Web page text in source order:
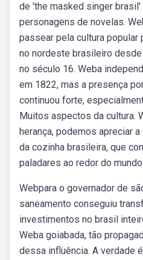
de 'the masked singer
personagens de novelas.
passear pela cultura
no nordeste brasileiro
no século 16. Weba
em 1822, mas a presença
continuou forte,
Muitos aspectos da cultura.
herança, podemos apreciar
da cozinha brasileira, que
paladares ao redor do mundo.
Webpara o governador de
saneamento conseguiu
investimentos no brasil
Weba goiabada, tão
dessa influência. A verdade